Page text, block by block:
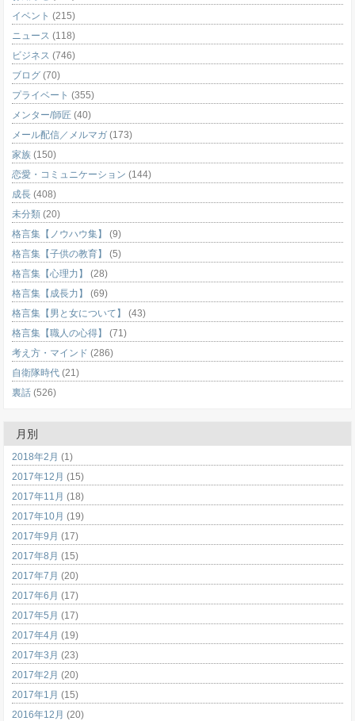
イベント (215)
ニュース (118)
ビジネス (746)
ブログ (70)
プライベート (355)
メンター/師匠 (40)
メール配信／メルマガ (173)
家族 (150)
恋愛・コミュニケーション (144)
成長 (408)
未分類 (20)
格言集【ノウハウ集】
(9)
格言集【子供の教育】
(5)
格言集【心理力】
(28)
格言集【成長力】
(69)
格言集【男と女について】
(43)
格言集【職人の心得】
(71)
考え方・マインド (286)
自衛隊時代 (21)
裏話 (526)
月別
2018年2月 (1)
2017年12月 (15)
2017年11月 (18)
2017年10月 (19)
2017年9月 (17)
2017年8月 (15)
2017年7月 (20)
2017年6月 (17)
2017年5月 (17)
2017年4月 (19)
2017年3月 (23)
2017年2月 (20)
2017年1月 (15)
2016年12月 (20)